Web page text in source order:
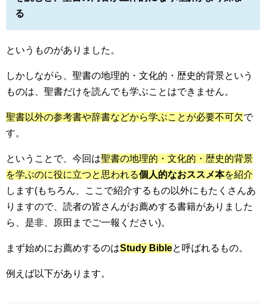
る
というものがありました。
しかしながら、聖書の地理的・文化的・歴史的背景という
ものは、聖書だけを読んでも学ぶことはできません。
聖書以外の参考書や辞書などから学ぶことが必要不可欠で
す。
ということで、今回は聖書の地理的・文化的・歴史的背景
を学ぶのに役に立つと思われる個人的なおススメ本を紹介
します(もちろん、ここで紹介するもの以外にもたくさんあ
りますので、読者の皆さんがお薦めする書籍がありました
ら、是非、原田までご一報ください)。
まず始めにお薦めするのはStudy Bibleと呼ばれるもの。
例えば以下があります。